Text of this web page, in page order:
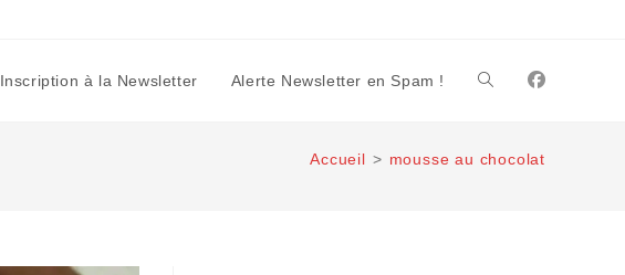
Inscription à la Newsletter Alerte Newsletter en Spam ! Toggle
website
Accueil > mousse au chocolat